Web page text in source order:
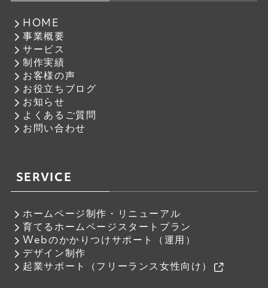
HOME
事業概要
サービス
制作実績
お客様の声
お役立ちブログ
お知らせ
よくあるご質問
お問い合わせ
SERVICE
ホームページ制作・リニューアル
育てるホームページスタートプラン
Webのかかりつけサポート（運用）
デザイン制作
起業サポート（フリーランス女性向け）